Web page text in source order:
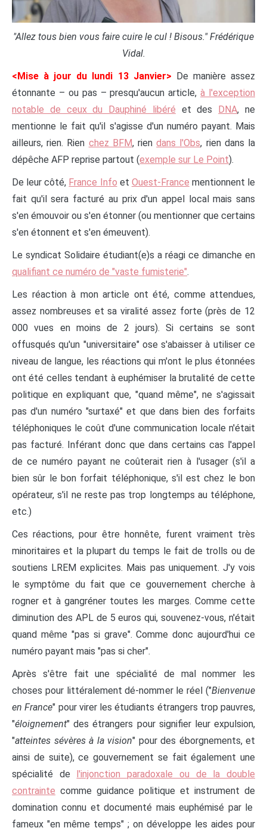
"Allez tous bien vous faire cuire le cul ! Bisous." Frédérique
Vidal.
<Mise à jour du lundi 13 Janvier> De manière assez
étonnante – ou pas – presqu'aucun article,à l'exception
notable de ceux du Dauphiné libéré et des DNA, ne
mentionne le fait qu'il s'agisse d'un numéro payant. Mais
ailleurs, rien. Rien chez BFM, riendans l'Obs, rien dans la
dépêche AFP reprise partout (exemple sur Le Point).
De leur côté, France Info et Ouest-France mentionnent le
fait qu'il sera facturé au prix d'un appel local mais sans
s'en émouvoir ou s'en étonner (ou mentionner que certains
s'en étonnent et s'en émeuvent).
Le syndicat Solidaire étudiant(e)s a réagi ce dimanche en
qualifiant ce numéro de "vaste fumisterie".
Les réaction à mon article ont été, comme attendues,
assez nombreuses et sa viralité assez forte (près de 12
000 vues en moins de 2 jours). Si certains se sont
offusqués qu'un "universitaire" ose s'abaisser à utiliser ce
niveau de langue, les réactions qui m'ont le plus étonnées
ont été celles tendant à euphémiser la brutalité de cette
politique en expliquant que, "quand même", ne s'agissait
pas d'un numéro "surtaxé" et que dans bien des forfaits
téléphoniques le coût d'une communication locale n'était
pas facturé. Inférant donc que dans certains cas l'appel
de ce numéro payant ne coûterait rien à l'usager (s'il a
bien sûr le bon forfait téléphonique, s'il est chez le bon
opérateur, s'il ne reste pas trop longtemps au téléphone,
etc.)
Ces réactions, pour être honnête, furent vraiment très
minoritaires et la plupart du temps le fait de trolls ou de
soutiens LREM explicites. Mais pas uniquement. J'y vois
le symptôme du fait que ce gouvernement cherche à
rogner et à gangréner toutes les marges. Comme cette
diminution des APL de 5 euros qui, souvenez-vous, n'était
quand même "pas si grave". Comme donc aujourd'hui ce
numéro payant mais "pas si cher".
Après s'être fait une spécialité de mal nommer les
choses pour littéralement dé-nommer le réel ("Bienvenue
en France" pour virer les étudiants étrangers trop pauvres,
"éloignement" des étrangers pour signifier leur expulsion,
"atteintes sévères à la vision" pour des éborgnements, et
ainsi de suite), ce gouvernement se fait également une
spécialité de l'injonction paradoxale ou de la double
contrainte comme guidance politique et instrument de
domination connu et documenté mais euphémisé par le
fameux "en même temps" ; on développe les aides pour